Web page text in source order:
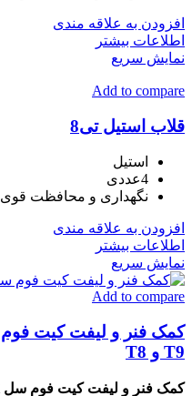
افزودن به علاقه مندی
اطلاعات بیشتر
نمایش سریع
Add to compare
قلاب استیل تی8
استیل
4عددی
نگهداری و محافظت قوی
افزودن به علاقه مندی
اطلاعات بیشتر
نمایش سریع
Add to compare
T9 و T8
کمک‌ فنر و لیفت‌ کیت فوم‌ سل Foamcell کی ام سی T9 و T8